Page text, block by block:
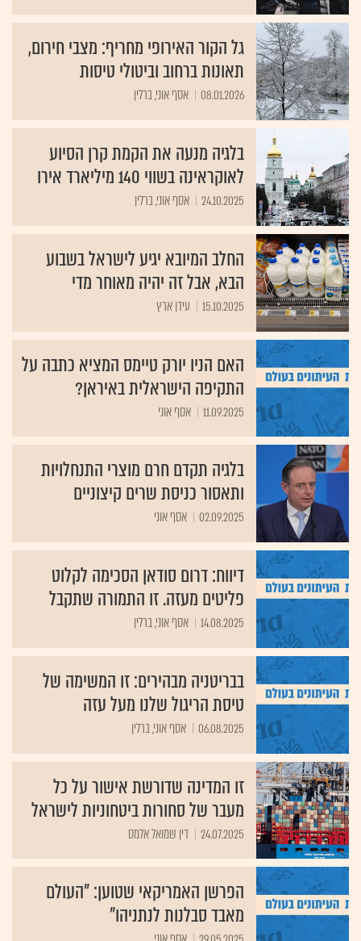
גל הקור האירופי מחריף: מצבי חירום,
תאונות ברחוב וביטולי טיסות
08.01.2026 אסף אוני, ברלין
בלגיה מנעה את הקמת קרן הסיוע
לאוקראינה בשווי 140 מיליארד אירו
24.10.2025 אסף אוני, ברלין
החלב המיובא יגיע לישראל בשבוע
הבא, אבל זה יהיה מאוחר מדי
15.10.2025 עידן ארץ
האם הניו יורק טיימס המציא כתבה על
התקיפה הישראלית באיראן?
11.09.2025 אסף אוני
בלגיה תקדם חרם מוצרי התנחלויות
ותאסור כניסת שרים קיצוניים
02.09.2025 אסף אוני
דיווח: דרום סודאן הסכימה לקלוט
פליטים מעזה. זו התמורה שתקבל
14.08.2025 אסף אוני, ברלין
בבריטניה מבהירים: זו המשימה של
טיסת הריגול שלנו מעל עזה
06.08.2025 אסף אוני, ברלין
זו המדינה שדורשת אישור על כל
מעבר של סחורות ביטחוניות לישראל
24.07.2025 דין שמואל אלמס
הפרשן האמריקאי שטוען: "העולם
מאבד סבלנות לנתניהו"